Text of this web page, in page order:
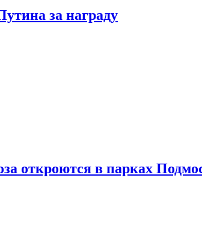
за награду
откроются в парках